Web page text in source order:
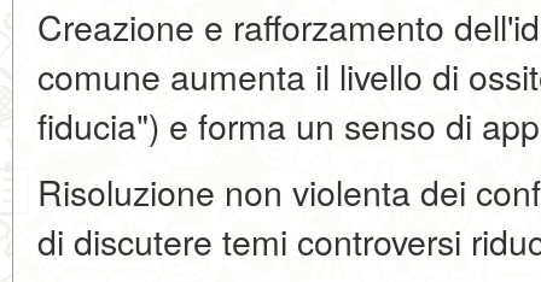
Creazione e rafforzamento
comune aumenta il livello di
fiducia") e forma un senso di
Risoluzione non violenta dei
di discutere temi controversi